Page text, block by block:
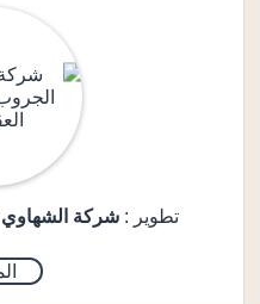
تطوير : شركة الشهاوي